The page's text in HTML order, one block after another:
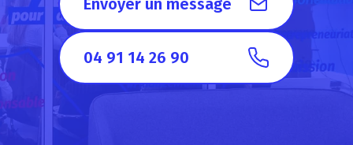
Envoyer un message
04 91 14 26 90